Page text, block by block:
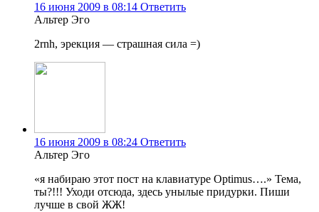
16 июня 2009 в 08:14 Ответить
Альтер Эго
2rnh, эрекция — страшная сила =)
16 июня 2009 в 08:24 Ответить
Альтер Эго
«я набираю этот пост на клавиатуре Optimus….» Тема,
ты?!!! Уходи отсюда, здесь унылые придурки. Пиши
лучше в свой ЖЖ!